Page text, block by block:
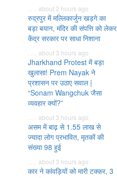
. . . about 2 hours ago
रुद्रपुर में मल्लिकार्जुन खड़गे का
बड़ा बयान, मंदिर की संपत्ति को लेकर
केंद्र सरकार पर साधा निशाना
. . . about 3 hours ago
Jharkhand Protest में बड़ा
खुलासा! Prem Nayak ने
प्रशासन पर उठाए सवाल |
“Sonam Wangchuk जैसा
व्यवहार क्यों?”
. . . about 3 hours ago
असम में बाढ़ से 1.55 लाख से
ज्यादा लोग प्रभावित, मृतकों की
संख्या 98 हुई
. . . about 3 hours ago
कार ने कांवड़ियों को मारी टक्कर, 3